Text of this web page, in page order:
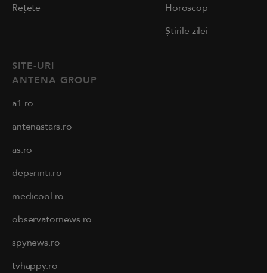
Rețete
Horoscop
Știrile zilei
SITE-URI
ANTENA GROUP
a1.ro
antenastars.ro
as.ro
deparinti.ro
medicool.ro
observatornews.ro
spynews.ro
tvhappy.ro